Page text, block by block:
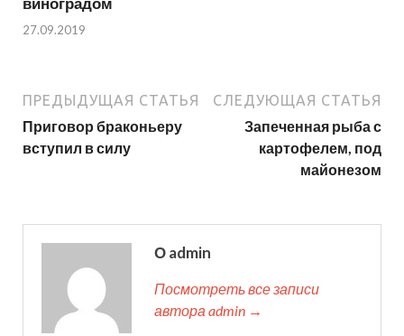
27.09.2019
ПРЕДЫДУЩАЯ СТАТЬЯ
Приговор браконьеру
вступил в силу
СЛЕДУЮЩАЯ СТАТЬЯ
Запеченная рыба с
картофелем, под
майонезом
О admin
Посмотреть все записи
автора admin →